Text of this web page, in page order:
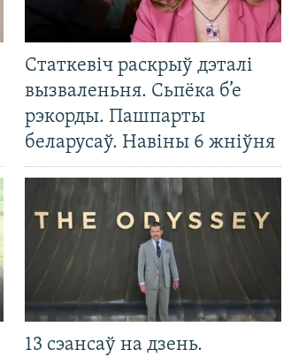
Статкевіч раскрыў дэталі
вызваленьня. Сьпёка б’е
рэкорды. Пашпарты
беларусаў. Навіны 6 жніўня
13 сэансаў на дзень.